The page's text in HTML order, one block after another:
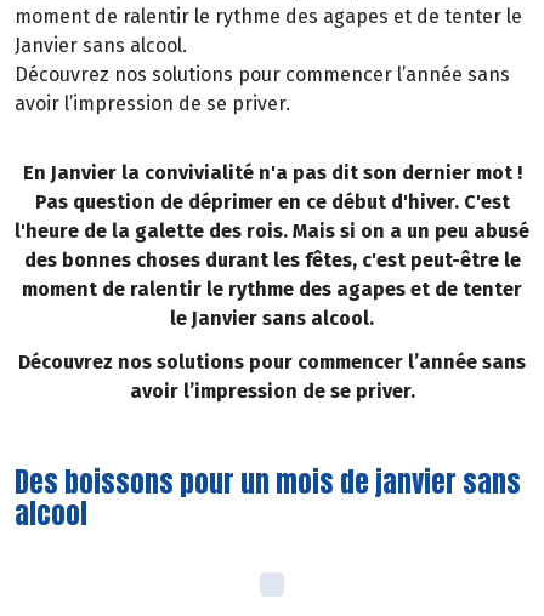
moment de ralentir le rythme des agapes et de tenter le
Janvier sans alcool.
Découvrez nos solutions pour commencer l’année sans
avoir l’impression de se priver.
En Janvier la convivialité n'a pas dit son dernier mot !
Pas question de déprimer en ce début d'hiver. C'est
l'heure de la galette des rois. Mais si on a un peu abusé
des bonnes choses durant les fêtes, c'est peut-être le
moment de ralentir le rythme des agapes et de tenter
le Janvier sans alcool.
Découvrez nos solutions pour commencer l’année sans
avoir l’impression de se priver.
Des boissons pour un mois de janvier sans
alcool